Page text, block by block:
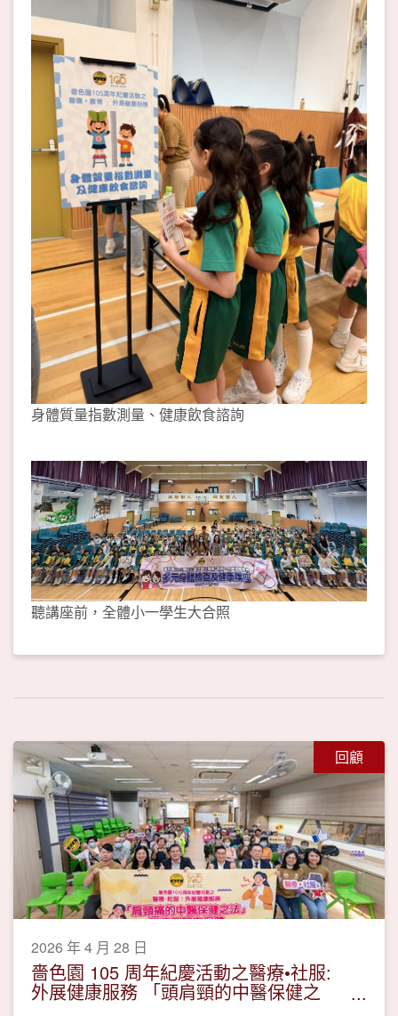
身體質量指數測量、健康飲食諮詢
聽講座前，全體小一學生大合照
回顧
2026 年 4 月 28 日
嗇色園 105 周年紀慶活動之醫療•社服:
外展健康服務 「頭肩頸的中醫保健之